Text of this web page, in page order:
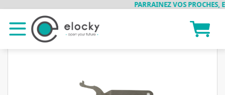
PARRAINEZ VOS PROCHES,